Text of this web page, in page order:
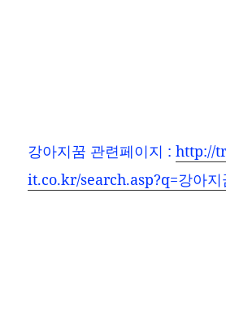
강아지꿈 관련페이지 :http://
it.co.kr/search.asp?q=강아지